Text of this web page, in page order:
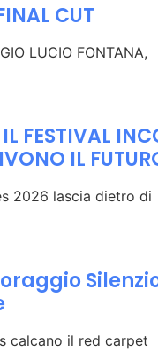
CUT
LUCIO FONTANA,
FESTIVAL
IL
2026 lascia dietro di
calcano il red carpet